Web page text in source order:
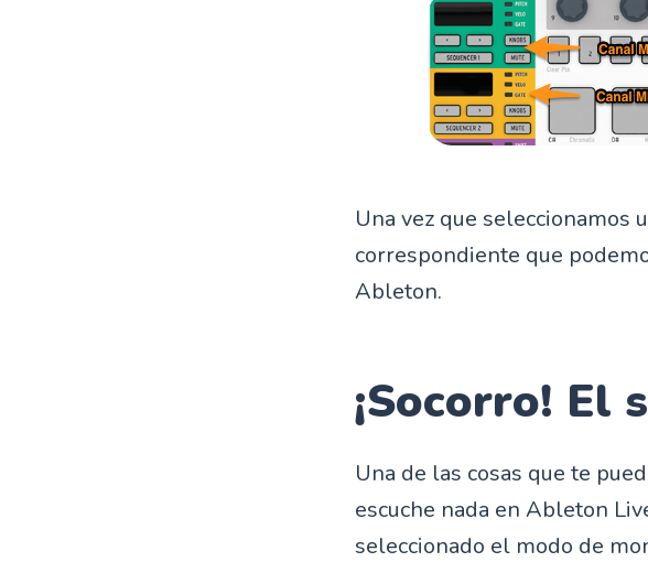
Una vez que
correspondiente que
Ableton.
¡Socorro! El
Una de las cosas que te
escuche nada en Ableton
seleccionado el modo de